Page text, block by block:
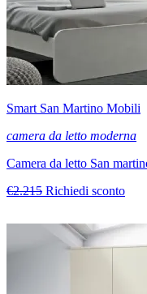
Smart San Martino Mobili
camera da letto moderna
Camera da letto San
€2.215 Richiedi sconto